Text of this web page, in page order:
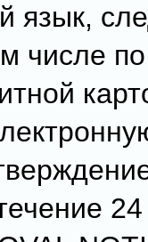
язык,
числе